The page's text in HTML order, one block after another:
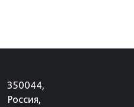
350044,
Россия,